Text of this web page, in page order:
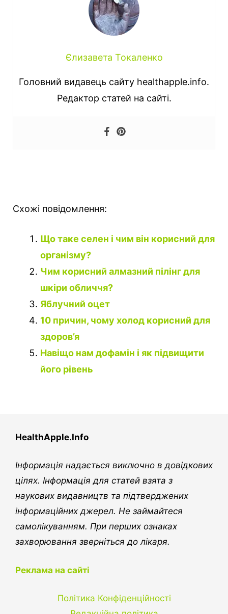
Єлизавета Токаленко
Головний видавець сайту healthapple.info.
Редактор статей на сайті.
Схожі повідомлення:
Що таке селен і чим він корисний для
організму?
Чим корисний алмазний пілінг для
шкіри обличчя?
Яблучний оцет
10 причин, чому холод корисний для
здоров’я
Навіщо нам дофамін і як підвищити
його рівень
HealthApple.Info
Інформація надається виключно в довідкових
цілях. Інформація для статей взята з
наукових видавництв та підтверджених
інформаційних джерел. Не займайтеся
самолікуванням. При перших ознаках
захворювання зверніться до лікаря.
Реклама на сайті
Політика Конфіденційності